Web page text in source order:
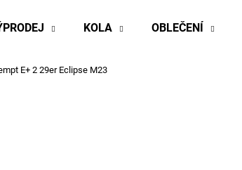
KOLA OBLEČENÍ
E+ 2 29er Eclipse M23